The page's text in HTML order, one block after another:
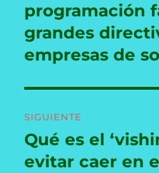
entradas
anterior:
programación
grandes
empresas de
SIGUIENTE
Entrada
siguiente:
Qué es el
evitar caer en